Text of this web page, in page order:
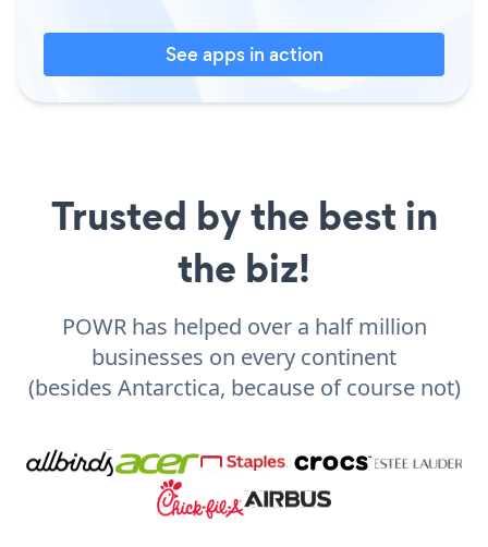
See apps in action
Trusted by the best in
the biz!
POWR has helped over a half million
businesses on every continent
(besides Antarctica, because of course not)